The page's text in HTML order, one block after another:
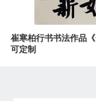
崔寒柏行书书法作品《
可定制